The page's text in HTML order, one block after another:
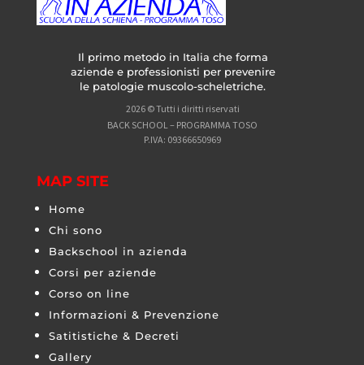
Il primo metodo in Italia che forma
aziende e professionisti per prevenire
le patologie muscolo-scheletriche.
2026 © Tutti i diritti riservati
BACK SCHOOL – PROGRAMMA TOSO
P.IVA: 09366650969
MAP SITE
Home
Chi sono
Backschool in azienda
Corsi per aziende
Corso on line
Informazioni & Prevenzione
Satitistiche & Decreti
Gallery